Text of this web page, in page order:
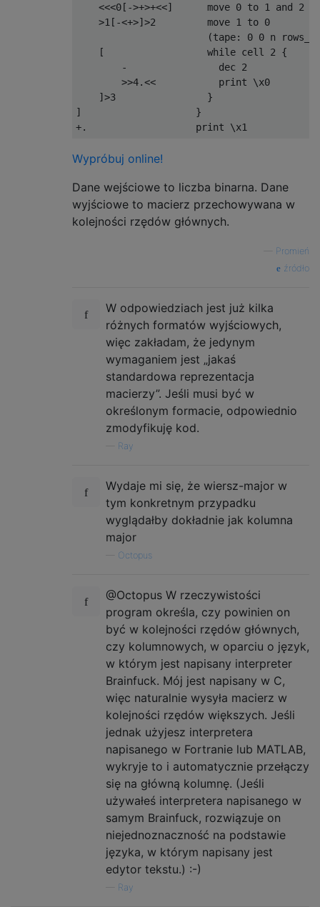
    <<<0[->+>+<<]      move 0 to 1 and 2
    >1[-<+>]>2         move 1 to 0
(tape: 0 0 n
    [                  while cell 2 {
        -                dec 2
        >>4.<<           print \x0
    ]>3                }
]                    }
Wypróbuj online!
Dane wejściowe to liczba binarna. Dane
wyjściowe to macierz przechowywana w
kolejności rzędów głównych.
Promień
źródło
W odpowiedziach jest już kilka
różnych formatów wyjściowych,
więc zakładam, że jedynym
wymaganiem jest „jakaś
standardowa reprezentacja
macierzy”. Jeśli musi być w
określonym formacie, odpowiednio
zmodyfikuję kod.
Ray
Wydaje mi się, że wiersz-major w
tym konkretnym przypadku
wyglądałby dokładnie jak kolumna
major
Octopus
@Octopus W rzeczywistości
program określa, czy powinien on
być w kolejności rzędów głównych,
czy kolumnowych, w oparciu o język,
w którym jest napisany interpreter
Brainfuck. Mój jest napisany w C,
więc naturalnie wysyła macierz w
kolejności rzędów większych. Jeśli
jednak użyjesz interpretera
napisanego w Fortranie lub MATLAB,
wykryje to i automatycznie przełączy
się na główną kolumnę. (Jeśli
używałeś interpretera napisanego w
samym Brainfuck, rozwiązuje on
niejednoznaczność na podstawie
języka, w którym napisany jest
edytor tekstu.) :-)
Ray